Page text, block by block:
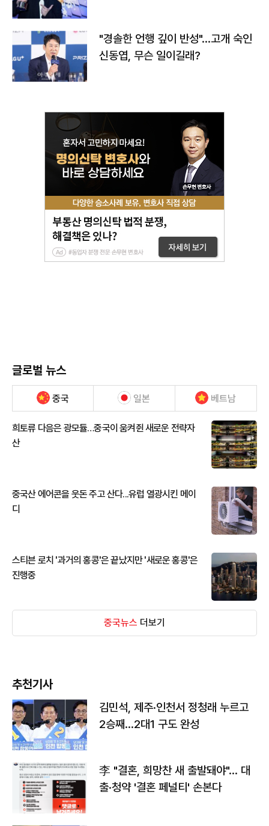
"경솔한 언행 깊이 반성"…고개 숙인
신동엽, 무슨 일이길래?
글로벌 뉴스
중국 일본 베트남
희토류 다음은 광모듈…중국이 움켜쥔 새로운 전략자
산
중국산 에어콘을 웃돈 주고 산다...유럽 열광시킨 메이
디
스티븐 로치 '과거의 홍콩'은 끝났지만 '새로운 홍콩'은
진행중
중국뉴스 더보기
추천기사
김민석, 제주·인천서 정청래 누르고
2승째…2대1 구도 완성
李 "결혼, 희망찬 새 출발돼야"… 대
출·청약 '결혼 페널티' 손본다